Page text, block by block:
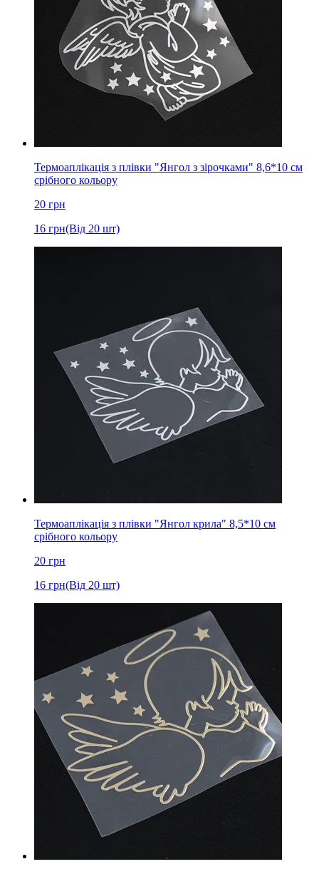
Термоаплікація з плівки "Янгол з зірочками" 8,6*10 см
срібного кольору
20 грн
16 грн(Від 20 шт)
Термоаплікація з плівки "Янгол крила" 8,5*10 см
срібного кольору
20 грн
16 грн(Від 20 шт)